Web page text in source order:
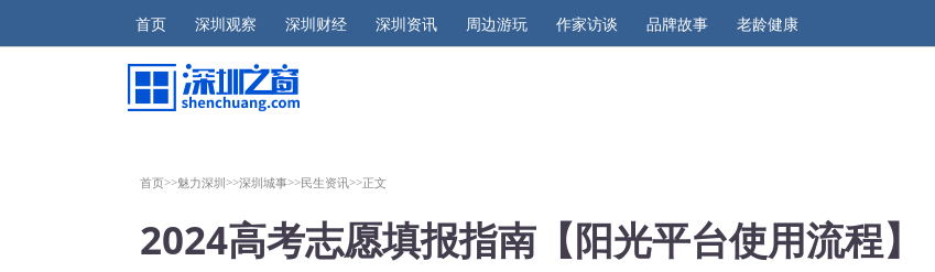
首页 深圳观察 深圳财经 深圳资讯 周边游玩 作家访谈 品牌故事 老龄健康
首页>>魅力深圳>>深圳城事>>民生资讯>>正文
2024高考志愿填报指南【阳光平台使用流程】